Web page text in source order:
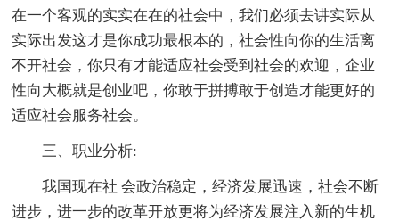
在一个客观的实实在在的社会中，我们必须去讲实际从
实际出发这才是你成功最根本的，社会性向你的生活离
不开社会，你只有才能适应社会受到社会的欢迎，企业
性向大概就是创业吧，你敢于拼搏敢于创造才能更好的
适应社会服务社会。
三、职业分析:
我国现在社 会政治稳定，经济发展迅速，社会不断
进步，进一步的改革开放更将为经济发展注入新的生机